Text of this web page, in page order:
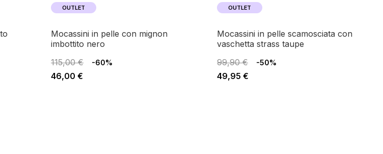
OUTLET
mocassini in pelle con mignon
imbottito nero
115,00 €
-60%
46,00 €
OUTLET
mocassini in pelle scamosciata con
vaschetta strass taupe
99,90 €
-50%
49,95 €